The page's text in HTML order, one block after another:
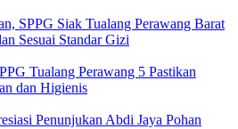
SPPG Siak Tualang Perawang Barat
Sesuai Standar Gizi
Tualang Perawang 5 Pastikan
dan Higienis
Penunjukan Abdi Jaya Pohan